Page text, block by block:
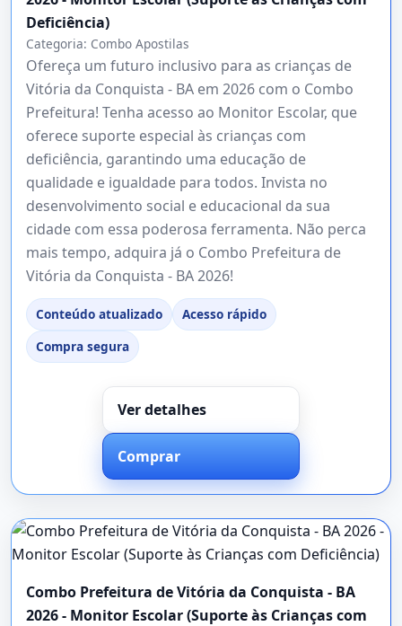
Deficiência)
Categoria: Combo Apostilas
Ofereça um futuro inclusivo para as crianças de
Vitória da Conquista - BA em 2026 com o Combo
Prefeitura! Tenha acesso ao Monitor Escolar, que
oferece suporte especial às crianças com
deficiência, garantindo uma educação de
qualidade e igualdade para todos. Invista no
desenvolvimento social e educacional da sua
cidade com essa poderosa ferramenta. Não perca
mais tempo, adquira já o Combo Prefeitura de
Vitória da Conquista - BA 2026!
Conteúdo atualizado
Acesso rápido
Compra segura
Ver detalhes
Comprar
Combo Prefeitura de Vitória da Conquista - BA
2026 - Monitor Escolar (Suporte às Crianças com